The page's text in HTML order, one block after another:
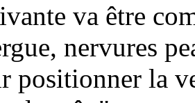
va être
nervures
positionner la